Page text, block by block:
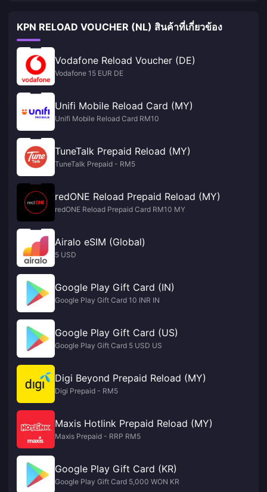
KPN RELOAD VOUCHER (NL) สินค้าที่เกี่ยวข้อง
Vodafone Reload Voucher (DE)
Vodafone 15 EUR DE
Unifi Mobile Reload Card (MY)
Unifi Mobile Reload Card RM10
TuneTalk Prepaid Reload (MY)
TuneTalk Prepaid - RM5
redONE Reload Prepaid Reload (MY)
redONE Reload Prepaid Card RM10 MY
Airalo eSIM (Global)
5 USD
Google Play Gift Card (IN)
Google Play Gift Card 10 INR IN
Google Play Gift Card (US)
Google Play Gift Card 5 USD US
Digi Beyond Prepaid Reload (MY)
Digi Prepaid - RM5
Maxis Hotlink Prepaid Reload (MY)
Maxis Prepaid - RRP RM5
Google Play Gift Card (KR)
Google Play Gift Card 5,000 WON KR